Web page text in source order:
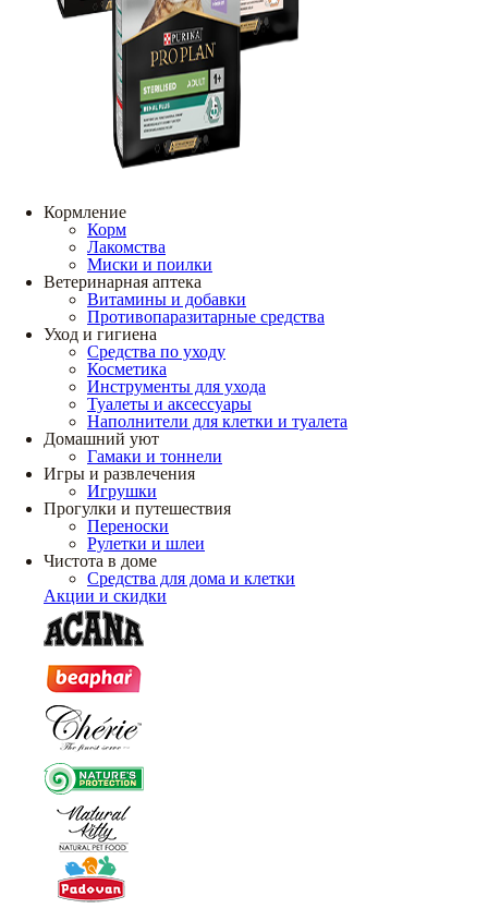
Кормление
Корм
Лакомства
Миски и поилки
Ветеринарная аптека
Витамины и добавки
Противопаразитарные средства
Уход и гигиена
Средства по уходу
Косметика
Инструменты для ухода
Туалеты и аксессуары
Наполнители для клетки и туалета
Домашний уют
Гамаки и тоннели
Игры и развлечения
Игрушки
Прогулки и путешествия
Переноски
Рулетки и шлеи
Чистота в доме
Средства для дома и клетки
Акции и скидки